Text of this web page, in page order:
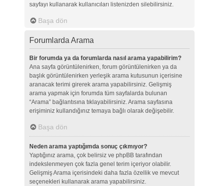
sayfayı kullanarak kullanıcıları listenizden silebilirsiniz.
Başa dön
Forumlarda Arama
Bir forumda ya da forumlarda nasıl arama yapabilirim?
Ana sayfa görüntülenirken, forum görüntülenirken ya da
başlık görüntülenirken yerleşik arama kutusunun içerisine
aranacak terimi girerek arama yapabilirsiniz. Gelişmiş
arama yapmak için forumda tüm sayfalarda bulunan
“Arama” bağlantısına tıklayabilirsiniz. Arama sayfasına
erişiminiz kullandığınız temaya bağlı olarak değişebilir.
Başa dön
Neden arama yaptığımda sonuç çıkmıyor?
Yaptığınız arama, çok belirsiz ve phpBB tarafından
indekslenmeyen çok fazla genel terim içeriyor olabilir.
Gelişmiş Arama içerisindeki daha fazla özellik ve mevcut
seçenekleri kullanarak arama yapabilirsiniz.